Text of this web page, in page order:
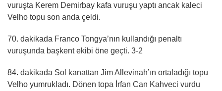
vuruşta Kerem Demirbay kafa vuruşu yaptı ancak kaleci
Velho topu son anda çeldi.
70. dakikada Franco Tongya’nın kullandığı penaltı
vuruşunda başkent ekibi öne geçti. 3-2
84. dakikada Sol kanattan Jim Allevinah’ın ortaladığı topu
Velho yumrukladı. Dönen topa İrfan Can Kahveci vurdu